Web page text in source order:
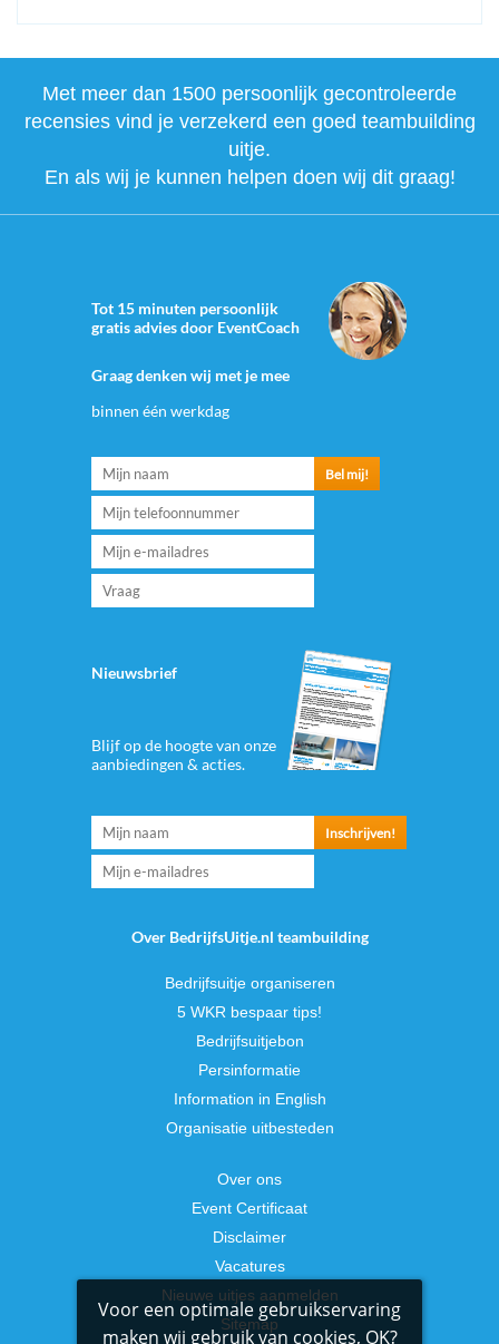
Met meer dan 1500 persoonlijk gecontroleerde
recensies vind je verzekerd een goed teambuilding
uitje.
En als wij je kunnen helpen doen wij dit graag!
Tot 15 minuten persoonlijk
gratis advies door EventCoach
Graag denken wij met je mee
binnen één werkdag
Nieuwsbrief
Blijf op de hoogte van onze
aanbiedingen & acties.
Over BedrijfsUitje.nl teambuilding
Bedrijfsuitje organiseren
5 WKR bespaar tips!
Bedrijfsuitjebon
Persinformatie
Information in English
Organisatie uitbesteden
Over ons
Event Certificaat
Disclaimer
Vacatures
Nieuwe uitjes aanmelden
Sitemap
Voor een optimale gebruikservaring
maken wij gebruik van cookies, OK?